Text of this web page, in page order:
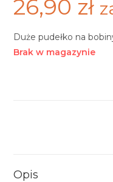
26,90 zł
Duże pudełko na
Brak w magazynie
Opis